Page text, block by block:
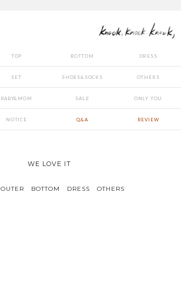
TOP BOTTOM DRESS
SET SHOES&SOCKS OTHERS
BABY&MOM SALE ONLY YOU
NOTICE Q&A REVIEW
WE LOVE IT
OUTER BOTTOM DRESS OTHERS